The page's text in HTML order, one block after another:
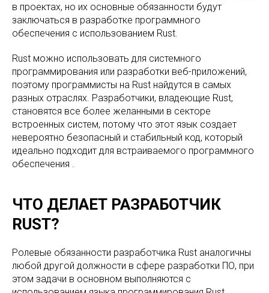
в проектах, но их основные обязанности будут
заключаться в разработке программного
обеспечения с использованием Rust.
Rust можно использовать для системного
программирования или разработки веб-приложений,
поэтому программисты на Rust найдутся в самых
разных отраслях. Разработчики, владеющие Rust,
становятся все более желанными в секторе
встроенных систем, потому что этот язык создает
невероятно безопасный и стабильный код, который
идеально подходит для встраиваемого программного
обеспечения .
ЧТО ДЕЛАЕТ РАЗРАБОТЧИК
RUST?
Ролевые обязанности разработчика Rust аналогичны
любой другой должности в сфере разработки ПО, при
этом задачи в основном выполняются с